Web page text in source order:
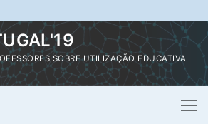
SOBRE UTILIZAÇÃO EDUCATIVA